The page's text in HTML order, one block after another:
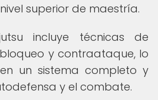
superior de maestría.
incluye técnicas de
y contraataque, lo
un sistema completo y
y el combate.